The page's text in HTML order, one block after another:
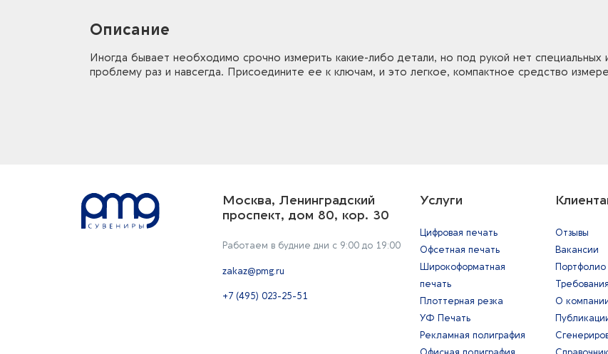
Описание
Иногда бывает необходимо срочно измерить какие-либо детали, но под рукой нет специальных
проблему раз и навсегда. Присоедините ее к ключам, и это легкое, компактное средство
Москва, Ленинградский
проспект, дом 80, кор. 30
Работаем в будние дни с 9:00 до 19:00
zakaz@pmg.ru
+7 (495) 023-25-51
Услуги
Цифровая печать
Офсетная печать
Широкоформатная
печать
Плоттерная резка
УФ Печать
Рекламная полиграфия
Отзывы
Вакансии
Портфолио
О